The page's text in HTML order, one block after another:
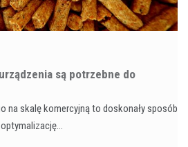
są potrzebne do
na skalę komercyjną to doskonały sposób